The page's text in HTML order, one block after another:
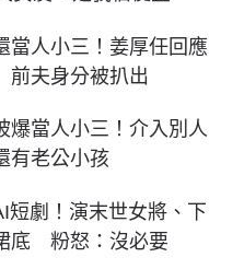
當人小三！姜厚任回應
前夫身分被扒出
爆當人小三！介入別人
老公小孩
短劇！演末世女將、下
底 粉怒：沒必要